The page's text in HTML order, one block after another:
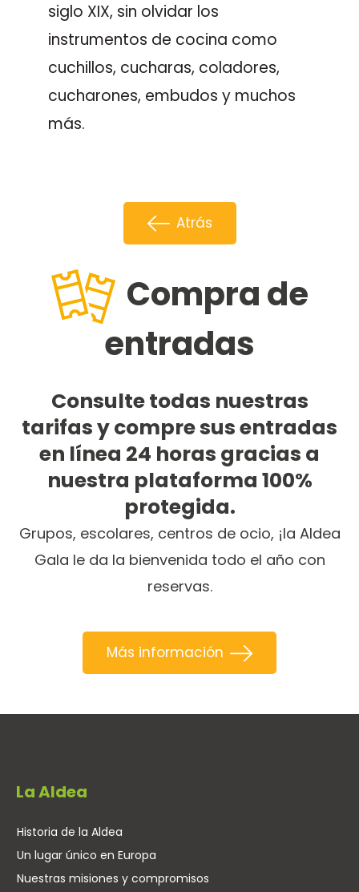
siglo XIX, sin olvidar los
instrumentos de cocina como
cuchillos, cucharas, coladores,
cucharones, embudos y muchos
más.
Atrás
Compra de
entradas
Consulte todas nuestras
tarifas y compre sus entradas
en línea 24 horas gracias a
nuestra plataforma 100%
protegida.
Grupos, escolares, centros de ocio, ¡la Aldea
Gala le da la bienvenida todo el año con
reservas.
Más información
La Aldea
Historia de la Aldea
Un lugar único en Europa
Nuestras misiones y compromisos